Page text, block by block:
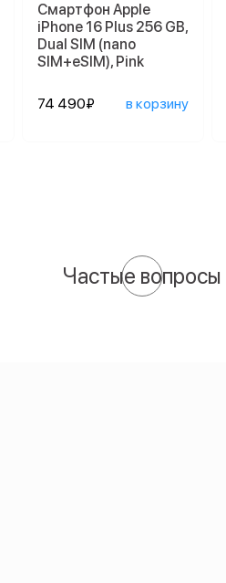
Смартфон Apple
iPhone 16 Plus 256 GB,
Dual SIM (nano
SIM+eSIM), Pink
74 490₽ в корзину
Частые вопросы